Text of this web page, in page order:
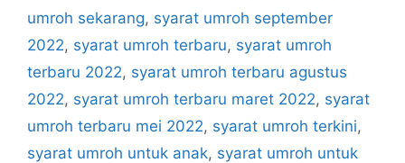
umroh sekarang, syarat umroh september
2022, syarat umroh terbaru, syarat umroh
terbaru 2022, syarat umroh terbaru agustus
2022, syarat umroh terbaru maret 2022, syarat
umroh terbaru mei 2022, syarat umroh terkini,
syarat umroh untuk anak, syarat umroh untuk